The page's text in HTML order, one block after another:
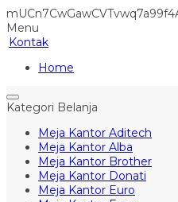
Menu
Kontak
Home
Kategori Belanja
Meja Kantor Aditech
Meja Kantor Alba
Meja Kantor Brother
Meja Kantor Donati
Meja Kantor Euro